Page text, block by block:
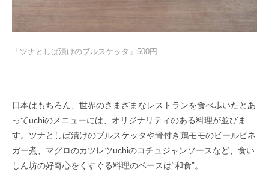
「ツナとしば漬けのブルスケッタ」500円
日本はもちろん、世界のさまざまなレストランを食べ歩いたとあ
ってuchiのメニューには、オリジナリティのある料理が並びま
す。ツナとしば漬けのブルスケッタや骨付き鶏モモのビールビネ
ガー煮、マグロのカツレツuchiのコチュジャンソースなど、食い
しん坊の好奇心をくすぐる料理のベースは“和食”。